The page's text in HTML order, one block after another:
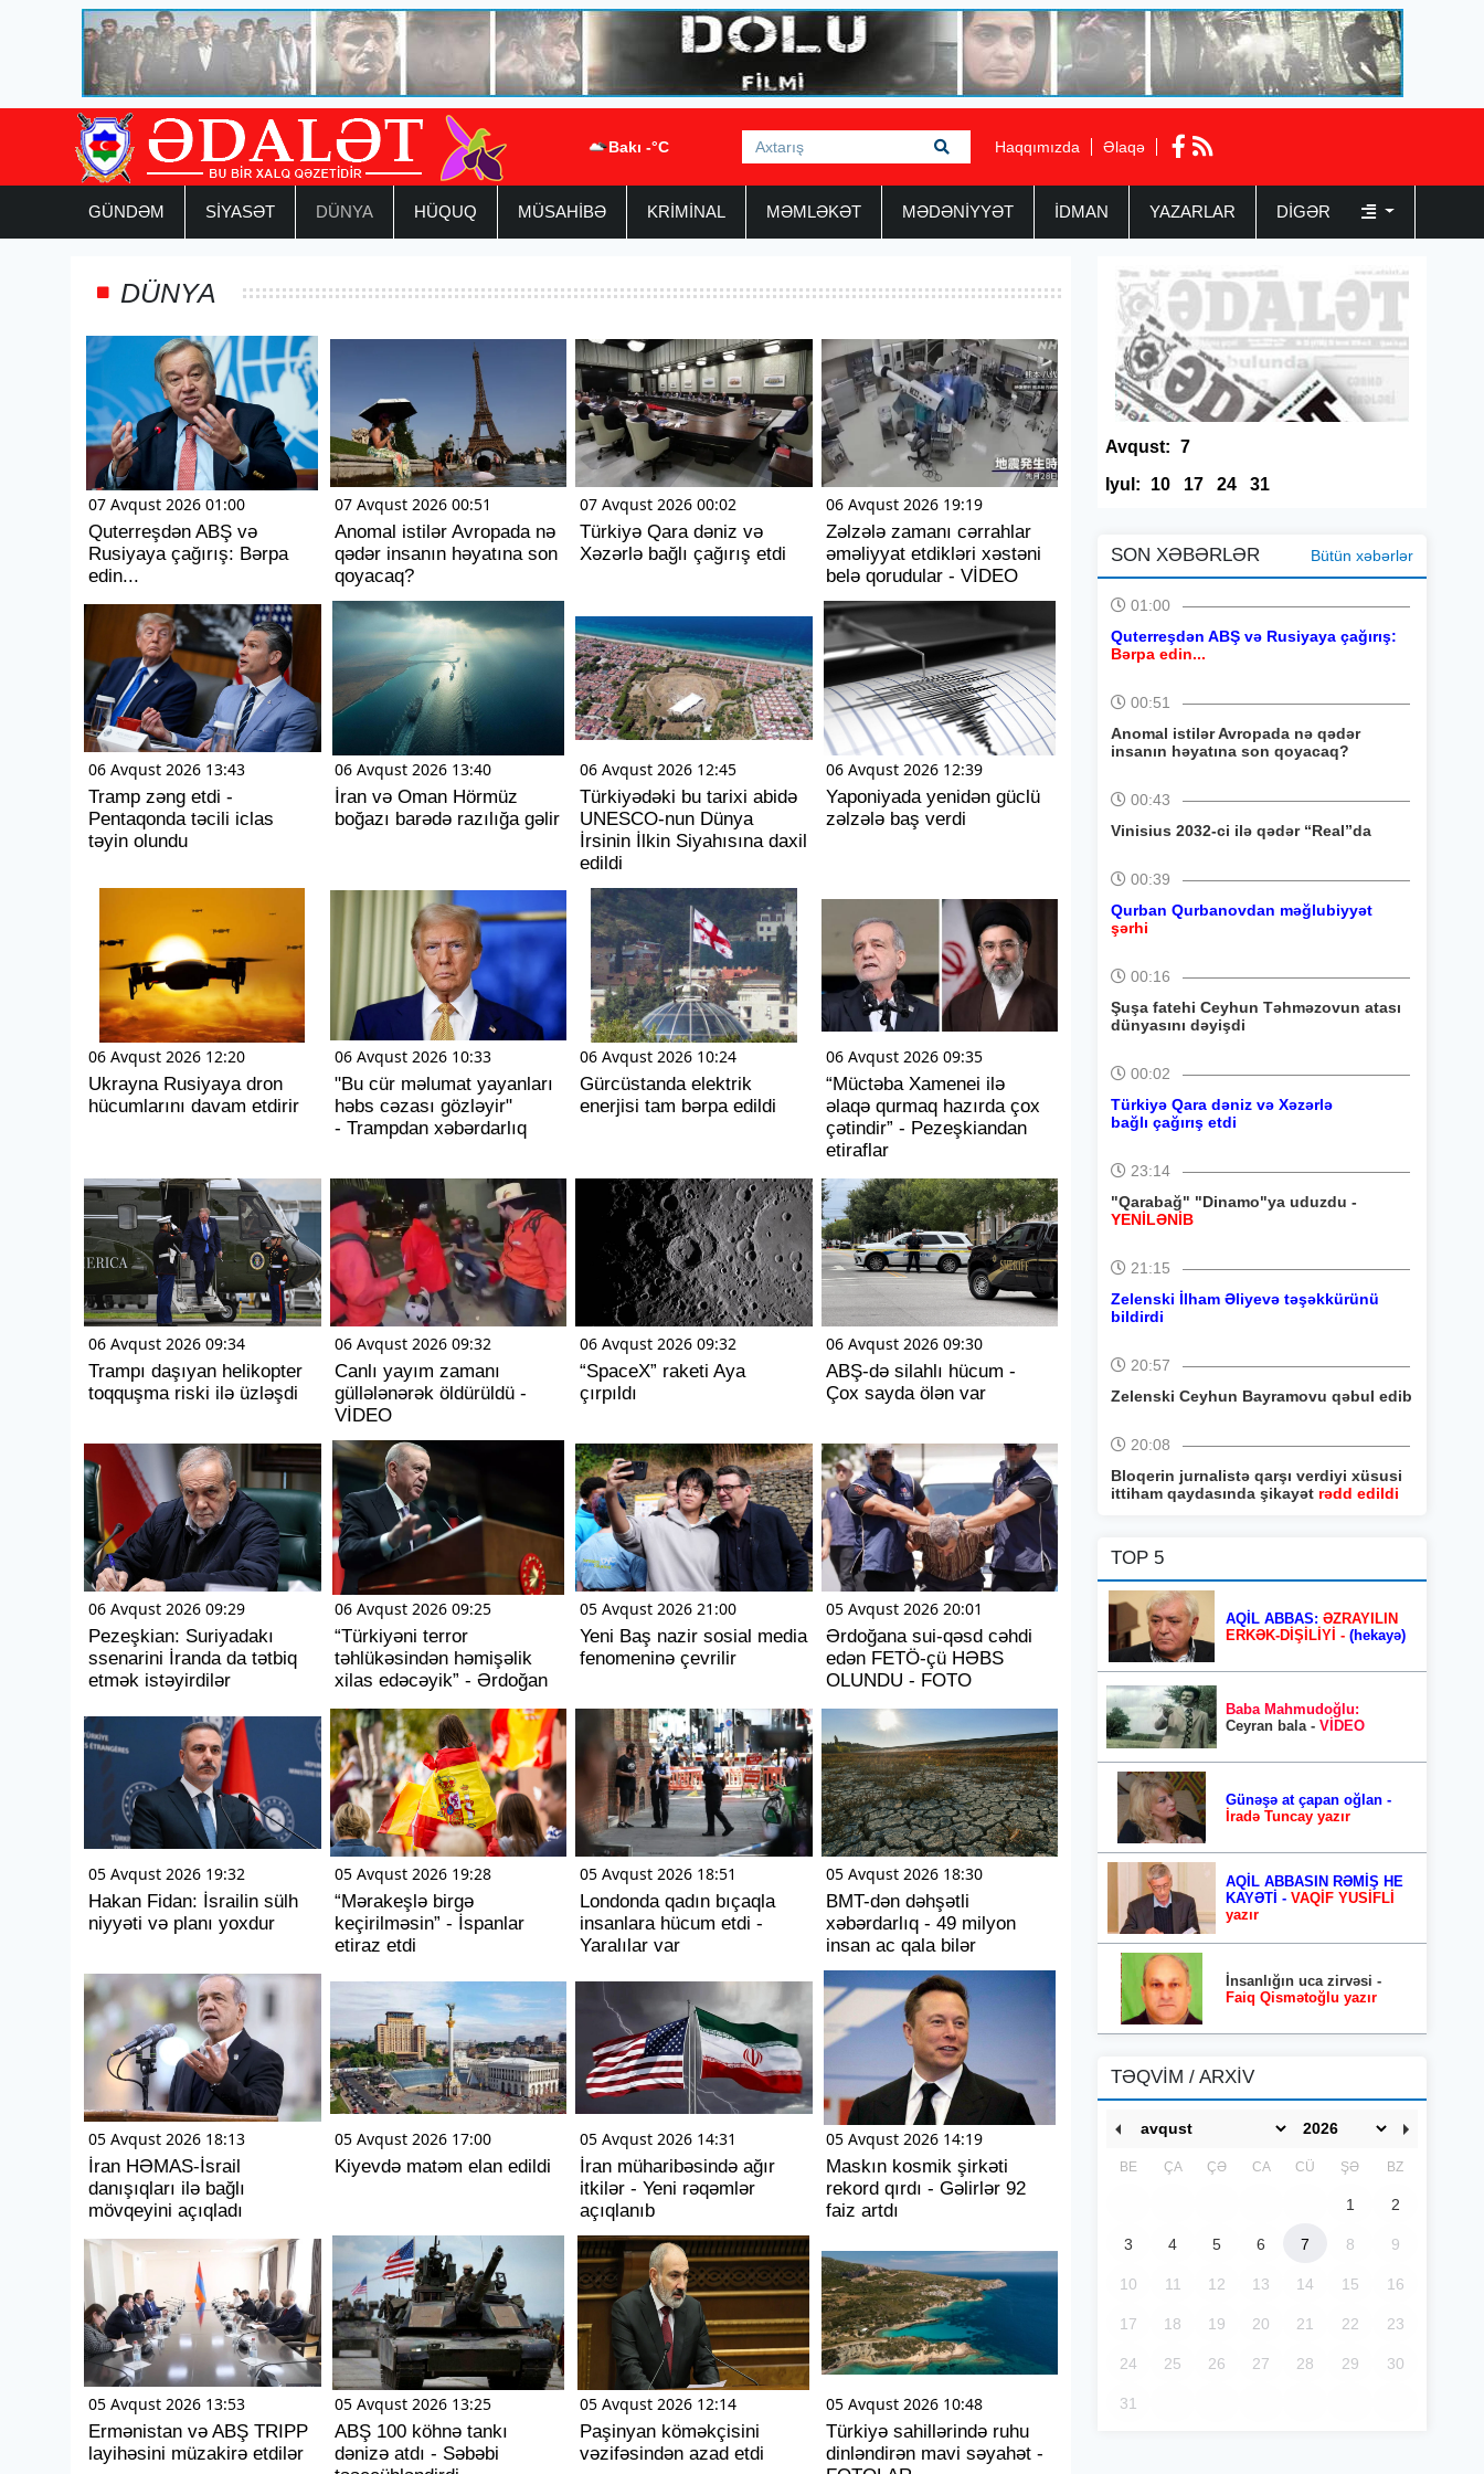
Bakı -°C Haqqımızda Əlaqə
GÜNDƏM SİYASƏT DÜNYA HÜQUQ MÜSAHİBƏ KRİMİNAL MƏMLƏKƏT MƏDƏNİYYƏT İDMAN YAZARLAR DIGƏR
DÜNYA
07 Avqust 2026 01:00
Quterreşdən ABŞ və
Rusiyaya çağırış: Bərpa
edin...
07 Avqust 2026 00:51
Anomal istilər Avropada nə
qədər insanın həyatına son
qoyacaq?
07 Avqust 2026 00:02
Türkiyə Qara dəniz və
Xəzərlə bağlı çağırış etdi
06 Avqust 2026 19:19
Zəlzələ zamanı cərrahlar
əməliyyat etdikləri xəstəni
belə qorudular - VİDEO
06 Avqust 2026 13:43
Tramp zəng etdi -
Pentaqonda təcili iclas
təyin olundu
06 Avqust 2026 13:40
İran və Oman Hörmüz
boğazı barədə razılığa gəlir
06 Avqust 2026 12:45
Türkiyədəki bu tarixi abidə
UNESCO-nun Dünya
İrsinin İlkin Siyahısına daxil
edildi
06 Avqust 2026 12:39
Yaponiyada yenidən güclü
zəlzələ baş verdi
06 Avqust 2026 12:20
Ukrayna Rusiyaya dron
hücumlarını davam etdirir
06 Avqust 2026 10:33
"Bu cür məlumat yayanları
həbs cəzası gözləyir"
- Trampdan xəbərdarlıq
06 Avqust 2026 10:24
Gürcüstanda elektrik
enerjisi tam bərpa edildi
06 Avqust 2026 09:35
“Müctəba Xamenei ilə
əlaqə qurmaq hazırda çox
çətindir” - Pezeşkiandan
etiraflar
06 Avqust 2026 09:34
Trampı daşıyan helikopter
toqquşma riski ilə üzləşdi
06 Avqust 2026 09:32
Canlı yayım zamanı
güllələnərək öldürüldü -
VİDEO
06 Avqust 2026 09:32
“SpaceX” raketi Aya
çırpıldı
06 Avqust 2026 09:30
ABŞ-də silahlı hücum -
Çox sayda ölən var
06 Avqust 2026 09:29
Pezeşkian: Suriyadakı
ssenarini İranda da tətbiq
etmək istəyirdilər
06 Avqust 2026 09:25
“Türkiyəni terror
təhlükəsindən həmişəlik
xilas edəcəyik” - Ərdoğan
05 Avqust 2026 21:00
Yeni Baş nazir sosial media
fenomeninə çevrilir
05 Avqust 2026 20:01
Ərdoğana sui-qəsd cəhdi
edən FETÖ-çü HƏBS
OLUNDU - FOTO
05 Avqust 2026 19:32
Hakan Fidan: İsrailin sülh
niyyəti və planı yoxdur
05 Avqust 2026 19:28
“Mərakeşlə birgə
keçirilməsin” - İspanlar
etiraz etdi
05 Avqust 2026 18:51
Londonda qadın bıçaqla
insanlara hücum etdi -
Yaralılar var
05 Avqust 2026 18:30
BMT-dən dəhşətli
xəbərdarlıq - 49 milyon
insan ac qala bilər
05 Avqust 2026 18:13
İran HƏMAS-İsrail
danışıqları ilə bağlı
mövqeyini açıqladı
05 Avqust 2026 17:00
Kiyevdə matəm elan edildi
05 Avqust 2026 14:31
İran müharibəsində ağır
itkilər - Yeni rəqəmlər
açıqlanıb
05 Avqust 2026 14:19
Maskın kosmik şirkəti
rekord qırdı - Gəlirlər 92
faiz artdı
05 Avqust 2026 13:53
Ermənistan və ABŞ TRIPP
layihəsini müzakirə etdilər
05 Avqust 2026 13:25
ABŞ 100 köhnə tankı
dənizə atdı - Səbəbi
05 Avqust 2026 12:14
Paşinyan köməkçisini
vəzifəsindən azad etdi
05 Avqust 2026 10:48
Türkiyə sahillərində ruhu
dinləndirən mavi səyahət -
Avqust: 7
Iyul:
10 17 24 31
SON XƏBƏRLƏR Bütün xəbərlər
01:00
Quterreşdən ABŞ və Rusiyaya çağırış:
Bərpa edin...
00:51
Anomal istilər Avropada nə qədər
insanın həyatına son qoyacaq?
00:43
Vinisius 2032-ci ilə qədər “Real”da
00:39
Qurban Qurbanovdan məğlubiyyət
şərhi
00:16
Şuşa fatehi Ceyhun Təhməzovun atası
dünyasını dəyişdi
00:02
Türkiyə Qara dəniz və Xəzərlə
bağlı çağırış etdi
23:14
"Qarabağ" "Dinamo"ya uduzdu -
YENİLƏNİB
21:15
Zelenski İlham Əliyevə təşəkkürünü
bildirdi
20:57
Zelenski Ceyhun Bayramovu qəbul edib
20:08
Bloqerin jurnalistə qarşı verdiyi xüsusi
ittiham qaydasında şikayət rədd edildi
TOP 5
AQİL ABBAS: ƏZRAYILIN
ERKƏK-DİŞİLİYİ - (hekayə)
Baba Mahmudoğlu:
Ceyran bala - VİDEO
Günəşə at çapan oğlan -
İradə Tuncay yazır
AQİL ABBASIN RƏMİŞ HE
KAYƏTİ - VAQİF YUSİFLİ
yazır
İnsanlığın uca zirvəsi -
Faiq Qismətoğlu yazır
TƏQVİM / ARXİV
BE ÇA ÇƏ CA CÜ ŞƏ BZ
1 2
3 4 5 6 7 8 9
10 11 12 13 14 15 16
17 18 19 20 21 22 23
24 25 26 27 28 29 30
31